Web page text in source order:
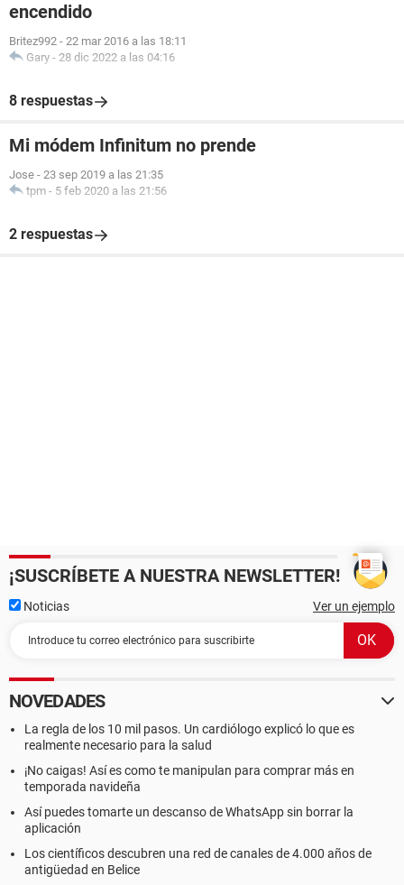
encendido
Britez992 - 22 mar 2016 a las 18:11
Gary - 28 dic 2022 a las 04:16
8 respuestas
Mi módem Infinitum no prende
Jose - 23 sep 2019 a las 21:35
tpm - 5 feb 2020 a las 21:56
2 respuestas
¡SUSCRÍBETE A NUESTRA NEWSLETTER!
Noticias Ver un ejemplo
NOVEDADES
La regla de los 10 mil pasos. Un cardiólogo explicó lo que es
realmente necesario para la salud
¡No caigas! Así es como te manipulan para comprar más en
temporada navideña
Así puedes tomarte un descanso de WhatsApp sin borrar la
aplicación
Los científicos descubren una red de canales de 4.000 años de
antigüedad en Belice